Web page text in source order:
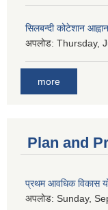
सिलबन्दी कोटेशान
अपलोड: Thursday,
more
Plan and
प्रथम आवधिक विकास
अपलोड: Sunday,